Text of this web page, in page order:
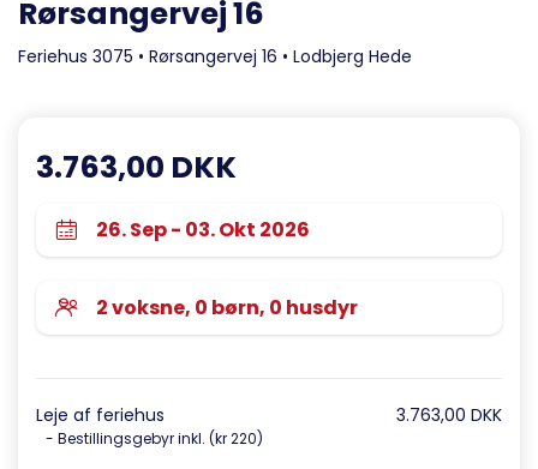
Rørsangervej 16
Feriehus 3075 • Rørsangervej 16 • Lodbjerg Hede
3.763,00 DKK
Leje af feriehus
- Bestillingsgebyr inkl. (kr 220)
3.763,00 DKK